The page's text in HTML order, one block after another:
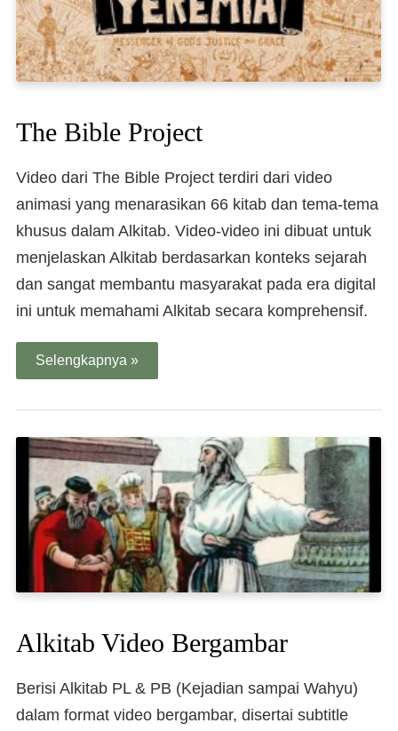
The Bible Project
Video dari The Bible Project terdiri dari video
animasi yang menarasikan 66 kitab dan tema-tema
khusus dalam Alkitab. Video-video ini dibuat untuk
menjelaskan Alkitab berdasarkan konteks sejarah
dan sangat membantu masyarakat pada era digital
ini untuk memahami Alkitab secara komprehensif.
Selengkapnya »
Alkitab Video Bergambar
Berisi Alkitab PL & PB (Kejadian sampai Wahyu)
dalam format video bergambar, disertai subtitle